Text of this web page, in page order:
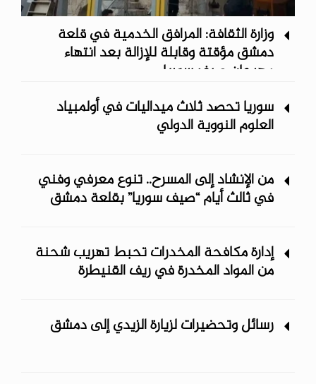
وزارة الثقافة: المرافق الخدمية في قلعة
دمشق مؤقتة وقابلة للإزالة بعد انتهاء
مهرجان صيف سوريا
سوريا تحصد ثلاث ميداليات في أولمبياد
العلوم النووية الدولي
من الإنشاد إلى المسرح.. تنوع معرفي وفني
في ثالث أيام “صيف سوريا” ‏بقلعة دمشق
إدارة مكافحة المخدرات تحبط تهريب شحنة
من المواد المخدرة في ريف ‏القنيطرة
رسائل وتحضيرات لزيارة الزيدي إلى دمشق